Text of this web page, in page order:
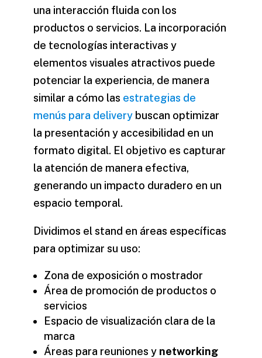
una interacción fluida con los
productos o servicios. La incorporación
de tecnologías interactivas y
elementos visuales atractivos puede
potenciar la experiencia, de manera
similar a cómo las estrategias de
menús para deliverybuscan optimizar
la presentación y accesibilidad en un
formato digital. El objetivo es capturar
la atención de manera efectiva,
generando un impacto duradero en un
espacio temporal.
Dividimos el stand en áreas específicas
para optimizar su uso:
Zona de exposición o mostrador
Área de promoción de productos o
servicios
Espacio de visualización clara de la
marca
Áreas para reuniones y networking